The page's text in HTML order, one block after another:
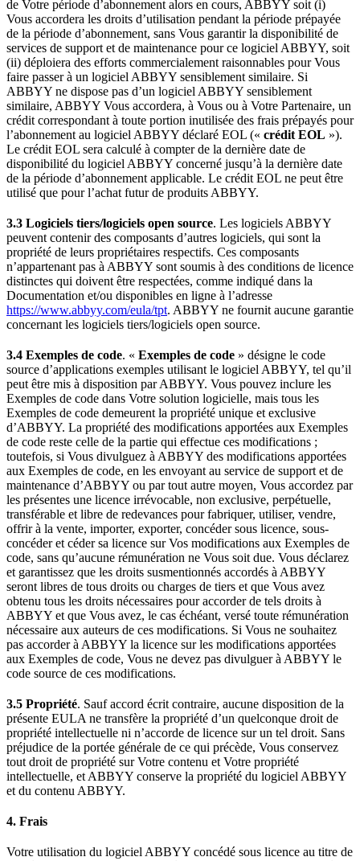
de Votre période d’abonnement alors en cours, ABBYY soit (i)
Vous accordera les droits d’utilisation pendant la période prépayée
de la période d’abonnement, sans Vous garantir la disponibilité de
services de support et de maintenance pour ce logiciel ABBYY, soit
(ii) déploiera des efforts commercialement raisonnables pour Vous
faire passer à un logiciel ABBYY sensiblement similaire. Si
ABBYY ne dispose pas d’un logiciel ABBYY sensiblement
similaire, ABBYY Vous accordera, à Vous ou à Votre Partenaire, un
crédit correspondant à toute portion inutilisée des frais prépayés pour
l’abonnement au logiciel ABBYY déclaré EOL (« crédit EOL »).
Le crédit EOL sera calculé à compter de la dernière date de
disponibilité du logiciel ABBYY concerné jusqu’à la dernière date
de la période d’abonnement applicable. Le crédit EOL ne peut être
utilisé que pour l’achat futur de produits ABBYY.
3.3 Logiciels tiers/logiciels open source. Les logiciels ABBYY
peuvent contenir des composants d’autres logiciels, qui sont la
propriété de leurs propriétaires respectifs. Ces composants
n’appartenant pas à ABBYY sont soumis à des conditions de licence
distinctes qui doivent être respectées, comme indiqué dans la
Documentation et/ou disponibles en ligne à l’adresse
https://www.abbyy.com/eula/tpt. ABBYY ne fournit aucune garantie
concernant les logiciels tiers/logiciels open source.
3.4 Exemples de code. « Exemples de code » désigne le code
source d’applications exemples utilisant le logiciel ABBYY, tel qu’il
peut être mis à disposition par ABBYY. Vous pouvez inclure les
Exemples de code dans Votre solution logicielle, mais tous les
Exemples de code demeurent la propriété unique et exclusive
d’ABBYY. La propriété des modifications apportées aux Exemples
de code reste celle de la partie qui effectue ces modifications ;
toutefois, si Vous divulguez à ABBYY des modifications apportées
aux Exemples de code, en les envoyant au service de support et de
maintenance d’ABBYY ou par tout autre moyen, Vous accordez par
les présentes une licence irrévocable, non exclusive, perpétuelle,
transférable et libre de redevances pour fabriquer, utiliser, vendre,
offrir à la vente, importer, exporter, concéder sous licence, sous-
concéder et céder sa licence sur Vos modifications aux Exemples de
code, sans qu’aucune rémunération ne Vous soit due. Vous déclarez
et garantissez que les droits susmentionnés accordés à ABBYY
seront libres de tous droits ou charges de tiers et que Vous avez
obtenu tous les droits nécessaires pour accorder de tels droits à
ABBYY et que Vous avez, le cas échéant, versé toute rémunération
nécessaire aux auteurs de ces modifications. Si Vous ne souhaitez
pas accorder à ABBYY la licence sur les modifications apportées
aux Exemples de code, Vous ne devez pas divulguer à ABBYY le
code source de ces modifications.
3.5 Propriété. Sauf accord écrit contraire, aucune disposition de la
présente EULA ne transfère la propriété d’un quelconque droit de
propriété intellectuelle ni n’accorde de licence sur un tel droit. Sans
préjudice de la portée générale de ce qui précède, Vous conservez
tout droit de propriété sur Votre contenu et Votre propriété
intellectuelle, et ABBYY conserve la propriété du logiciel ABBYY
et du contenu ABBYY.
4. Frais
Votre utilisation du logiciel ABBYY concédé sous licence au titre de